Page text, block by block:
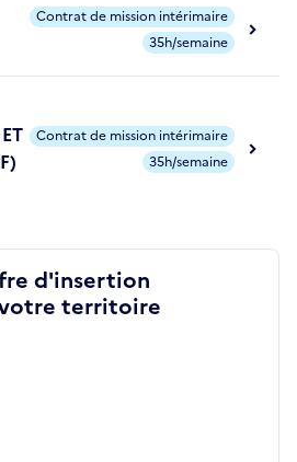
Contrat de mission intérimaire
35h/semaine
Contrat de mission intérimaire
35h/semaine
d'insertion
territoire